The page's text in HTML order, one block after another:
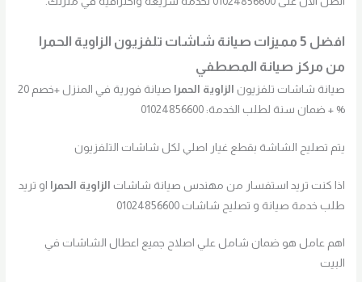
افضل 5 مميزات صيانة شاشات تلفزيون الزاوية الحمرا
من مركز صيانة المصطفي
صيانة شاشات تلفزيون الزاوية الحمرا
صيانة فورية في المنزل +خصم 20
% + ضمان سنة لطلب الخدمة: 01024856600
يتم تصليح الشاشة بقطع غيار اصلي لكل شاشات التلفزيون
اذا كنت تريد استفسار من مهندس صيانة شاشات الزاوية الحمرا او تريد
طلب خدمة صيانة و تصليح شاشات 01024856600
اهم عامل هو ضمان شامل علي اصلاح جميع اعطال الشاشات في
البيت